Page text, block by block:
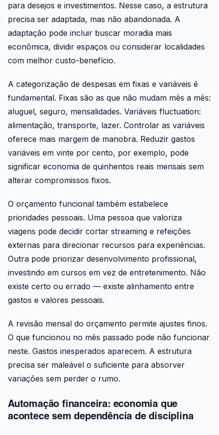
para desejos e investimentos. Nesse caso, a estrutura
precisa ser adaptada, mas não abandonada. A
adaptação pode incluir buscar moradia mais
econômica, dividir espaços ou considerar localidades
com melhor custo-benefício.
A categorização de despesas em fixas e variáveis é
fundamental. Fixas são as que não mudam mês a mês:
aluguel, seguro, mensalidades. Variáveis fluctuation:
alimentação, transporte, lazer. Controlar as variáveis
oferece mais margem de manobra. Reduzir gastos
variáveis em vinte por cento, por exemplo, pode
significar economia de quinhentos reais mensais sem
alterar compromissos fixos.
O orçamento funcional também estabelece
prioridades pessoais. Uma pessoa que valoriza
viagens pode decidir cortar streaming e refeições
externas para direcionar recursos para experiências.
Outra pode priorizar desenvolvimento profissional,
investindo em cursos em vez de entretenimento. Não
existe certo ou errado — existe alinhamento entre
gastos e valores pessoais.
A revisão mensal do orçamento permite ajustes finos.
O que funcionou no mês passado pode não funcionar
neste. Gastos inesperados aparecem. A estrutura
precisa ser maleável o suficiente para absorver
variações sem perder o rumo.
Automação financeira: economia que
acontece sem dependência de disciplina